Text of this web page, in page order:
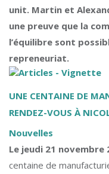
unit. Martin et
une preuve que la
l’équilibre sont
repreneuriat.
UNE CENTAINE DE
RENDEZ-VOUS À
Nouvelles
Le jeudi 21 novembre
centaine de